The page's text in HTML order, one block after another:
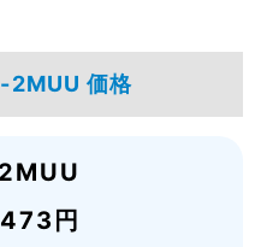
2MUU 価格
円